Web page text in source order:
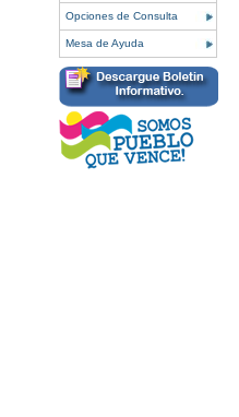
Opciones de Consulta
Mesa de Ayuda